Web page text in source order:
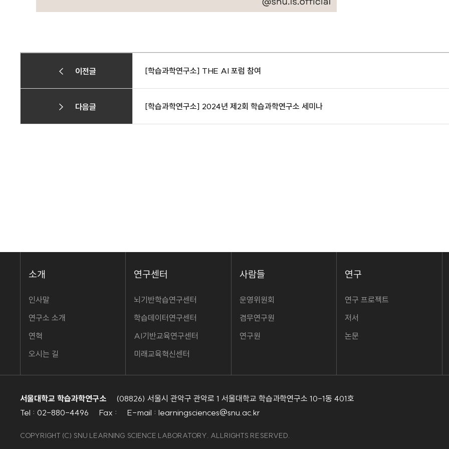
이전글 [학습과학연구소] THE AI 포럼 참여
다음글 [학습과학연구소] 2024년 제2회 학습과학연구소 세미나
소개
인사말
연구소 소개
연혁
오시는 길
연구센터
뇌기반학습연구센터
학습데이터연구센터
AI기반교육연구센터
미래교육혁신센터
사람들
운영위원회
겸무연구원
연구원
연구
연구 프로젝트
저서
논문
서울대학교 학습과학연구소
(08826) 서울시 관악구 관악로 1 서울대학교 학습과학연구소 10-1동 401호
Tel : 02-880-4496
Fax : E-mail : learningsciences@snu.ac.kr
COPYRIGHT (C) SNU LEARNING SCIENCE LABORATORY. ALLRIGHTS RESERVED.